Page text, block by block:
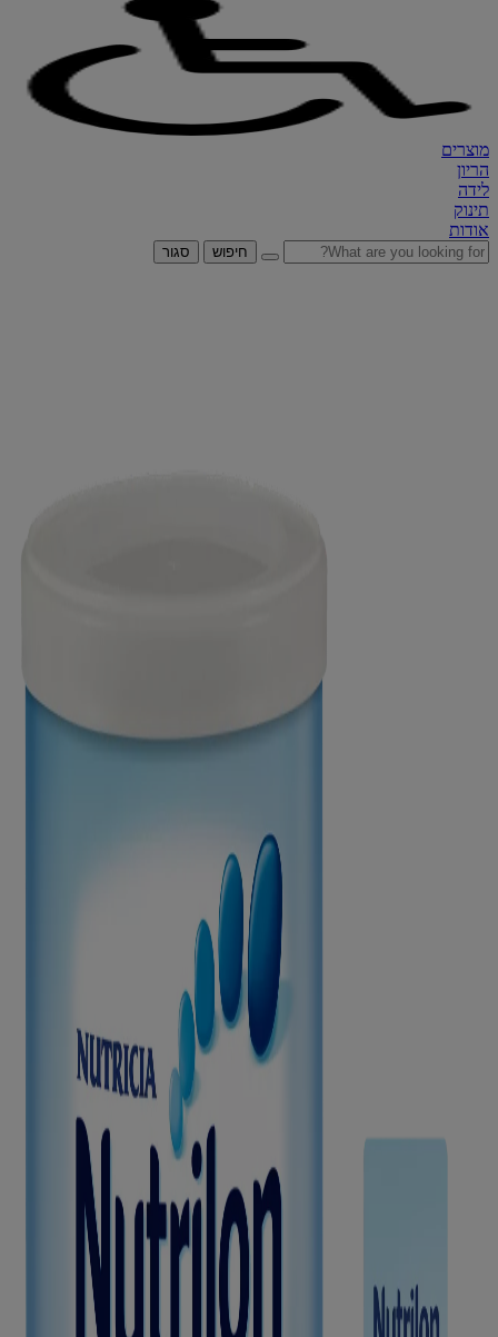
מוצרים
הריון
לידה
תינוק
אודות
חיפוש סגור